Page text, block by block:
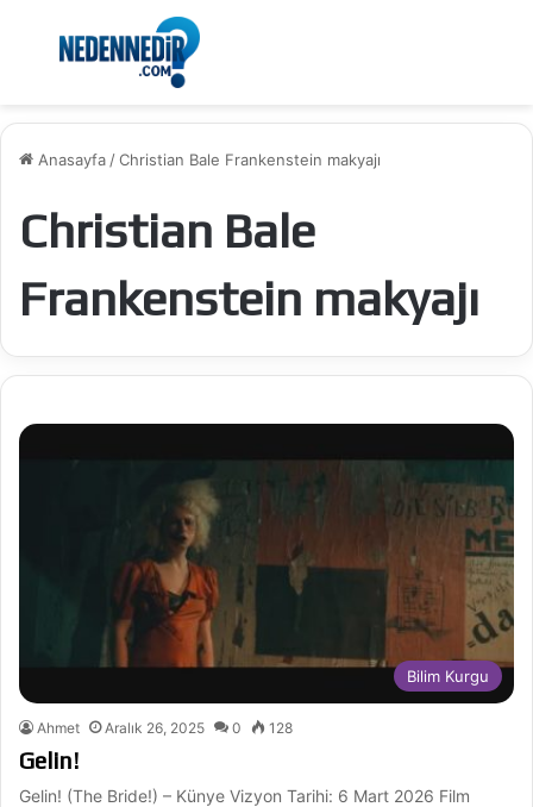
Menü
Anasayfa /Christian Bale Frankenstein makyajı
Christian Bale
Frankenstein makyajı
Bilim Kurgu
Ahmet Aralık 26, 2025 0 128
Gelin!
Gelin! (The Bride!) – Künye Vizyon Tarihi: 6 Mart 2026 Film